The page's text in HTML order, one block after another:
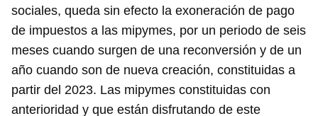
sociales, queda sin efecto la exoneración de pago
de impuestos a las mipymes, por un periodo de seis
meses cuando surgen de una reconversión y de un
año cuando son de nueva creación, constituidas a
partir del 2023. Las mipymes constituidas con
anterioridad y que están disfrutando de este